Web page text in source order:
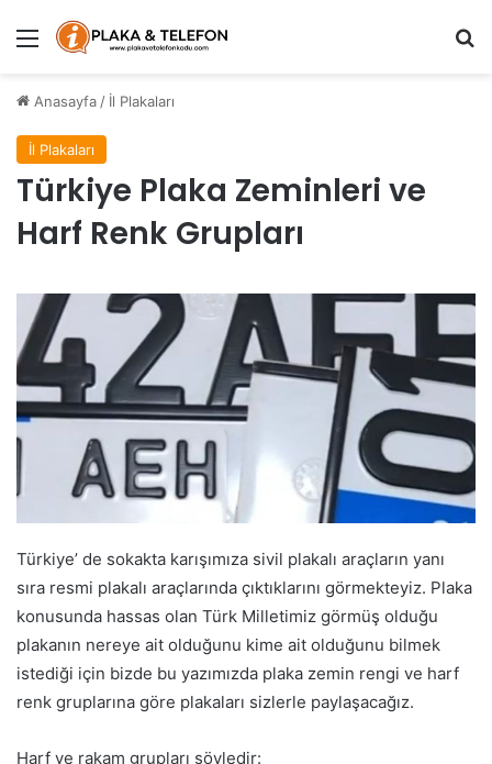
Menü
Anasayfa/ İl Plakaları
İl Plakaları
Türkiye Plaka Zeminleri ve
Harf Renk Grupları
Türkiye’ de sokakta karışımıza sivil plakalı araçların yanı
sıra resmi plakalı araçlarında çıktıklarını görmekteyiz. Plaka
konusunda hassas olan Türk Milletimiz görmüş olduğu
plakanın nereye ait olduğunu kime ait olduğunu bilmek
istediği için bizde bu yazımızda plaka zemin rengi ve harf
renk gruplarına göre plakaları sizlerle paylaşacağız.
Harf ve rakam grupları şöyledir: